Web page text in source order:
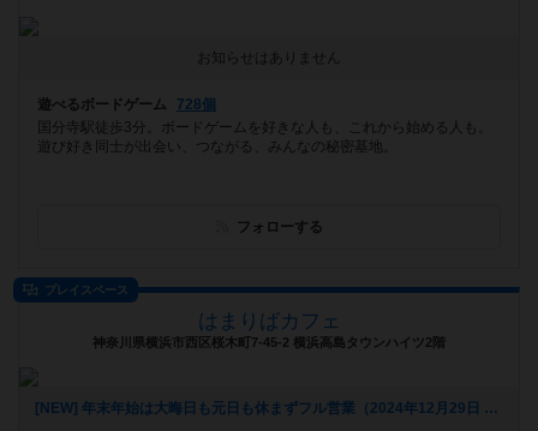
お知らせはありません
遊べるボードゲーム
728個
国分寺駅徒歩3分。ボードゲームを好きな人も、これから始める人も。
遊び好き同士が出会い、つながる、みんなの秘密基地。
フォローする
プレイスペース
はまりばカフェ
神奈川県横浜市西区桜木町7-45-2 横浜高島タウンハイツ2階
[NEW] 年末年始は大晦日も元日も休まずフル営業（2024年12月29日 20時19分）